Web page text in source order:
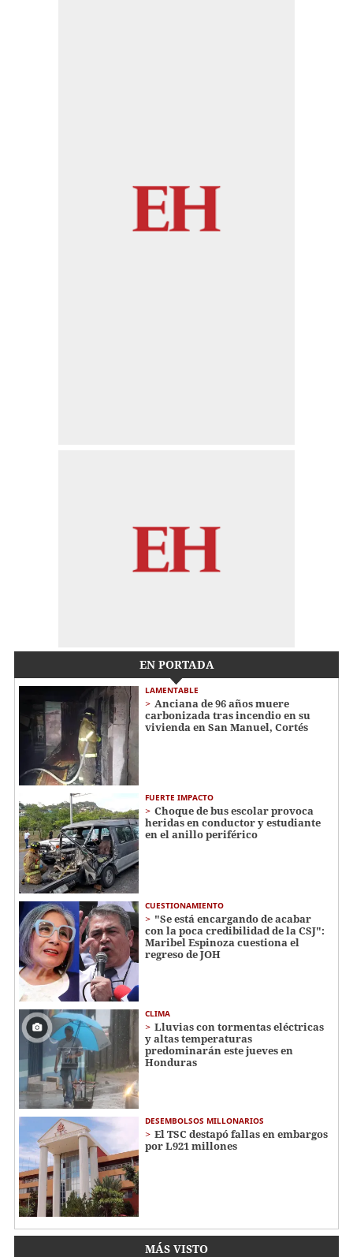
EN PORTADA
LAMENTABLE
Anciana de 96 años muere
carbonizada tras incendio en su
vivienda en San Manuel, Cortés
FUERTE IMPACTO
Choque de bus escolar provoca
heridas en conductor y estudiante
en el anillo periférico
CUESTIONAMIENTO
"Se está encargando de acabar
con la poca credibilidad de la CSJ":
Maribel Espinoza cuestiona el
regreso de JOH
CLIMA
Lluvias con tormentas eléctricas
y altas temperaturas
predominarán este jueves en
Honduras
DESEMBOLSOS MILLONARIOS
El TSC destapó fallas en embargos
por L921 millones
MÁS VISTO